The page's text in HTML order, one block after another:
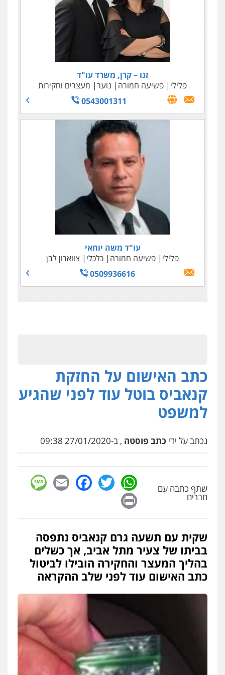
זנו – קרן, משרד עו"ד
פלילי
פשיעה חמורה נוער
מעצרים וחקירות
0543001311
עו"ד משה יוחאי
פלילי
פשיעה חמורה כלכלי
צווארון לבן
0509936616
כתב האישום על החזקת
קנאביס בוטל עוד לפני שהגיע
למשפט
נכתב על ידי כתב פוסטה , ב-27/01/2020 09:38
שתף כתבה עם
חברים
WhatsApp
Twitter
Facebook
Email
שקית עם תשעה גרם קנאביס נתפסה
בביתו של צעיר מתל אביב, אך כשלים
בהליך המעצר והחקירה הובילו לביטול
כתב האישום עוד לפני שלב ההקראה